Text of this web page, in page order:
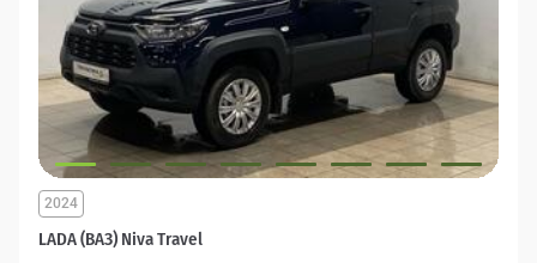
LADA (ВАЗ) Niva Travel
2024